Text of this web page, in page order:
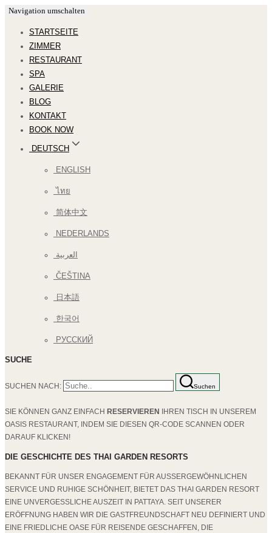
Navigation umschalten
STARTSEITE
ZIMMER
RESTAURANT
SPA
GALERIE
BLOG
KONTAKT
BOOK NOW
DEUTSCH
ENGLISH
ไทย
简体中文
NEDERLANDS
العربية
ČEŠTINA
日本語
한국어
РУССКИЙ
SUCHE
SUCHEN NACH: Suchen
SIE KÖNNEN GANZ EINFACH RESERVIEREN
IHREN TISCH IN UNSEREM
OASIS RESTAURANT, INDEM SIE DIESEN QR-CODE SCANNEN ODER
DARAUF KLICKEN!
DIE GESCHICHTE DES THAI GARDEN RESORTS
BEKANNT FÜR UNSER ENGAGEMENT FÜR AUSSERGEWÖHNLICHEN S
ERVICE UND RUHIGE SCHÖNHEIT, BIETET DAS THAI GARDEN RESORT E
INE UNVERGESSLICHE AUSZEIT IN PATTAYA. SEIT UNSERER E
RÖFFNUNG HABEN WIR DIE GASTFREUNDSCHAFT NEU DEFINIERT UND E
INE FRIEDLICHE OASE FÜR REISENDE GESCHAFFEN, DIE E